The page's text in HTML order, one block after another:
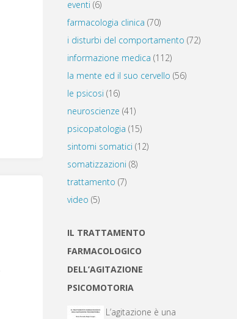
eventi (6)
farmacologia clinica (70)
i disturbi del comportamento (72)
informazione medica (112)
la mente ed il suo cervello (56)
le psicosi (16)
neuroscienze (41)
psicopatologia (15)
sintomi somatici (12)
somatizzazioni (8)
trattamento (7)
video (5)
IL TRATTAMENTO
FARMACOLOGICO
DELL’AGITAZIONE
PSICOMOTORIA
L’agitazione è una